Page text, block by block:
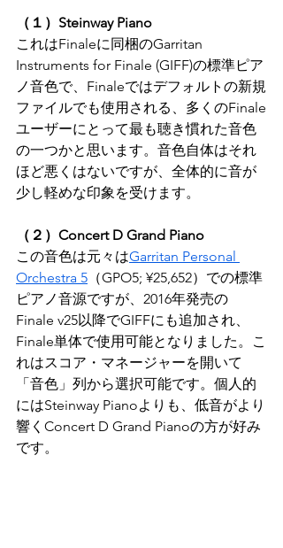
（１）Steinway Piano
これはFinaleに同梱のGarritan
Instruments for Finale (GIFF)の標準ピア
ノ音色で、Finaleではデフォルトの新規
ファイルでも使用される、多くのFinale
ユーザーにとって最も聴き慣れた音色
の一つかと思います。音色自体はそれ
ほど悪くはないですが、全体的に音が
少し軽めな印象を受けます。
（２）Concert D Grand Piano
この音色は元々はGarritan Personal
Orchestra 5 （GPO5; ¥25,652）での標準
ピアノ音源ですが、2016年発売の
Finale v25以降でGIFFにも追加され、
Finale単体で使用可能となりました。こ
れはスコア・マネージャーを開いて
「音色」列から選択可能です。個人的
にはSteinway Pianoよりも、低音がより
響くConcert D Grand Pianoの方が好み
です。